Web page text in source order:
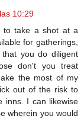
10:29
to take a shot at a
for gatherings,
you do diligent
don't you treat
the most of my
out of the risk to
inns. I can likewise
wherein you would